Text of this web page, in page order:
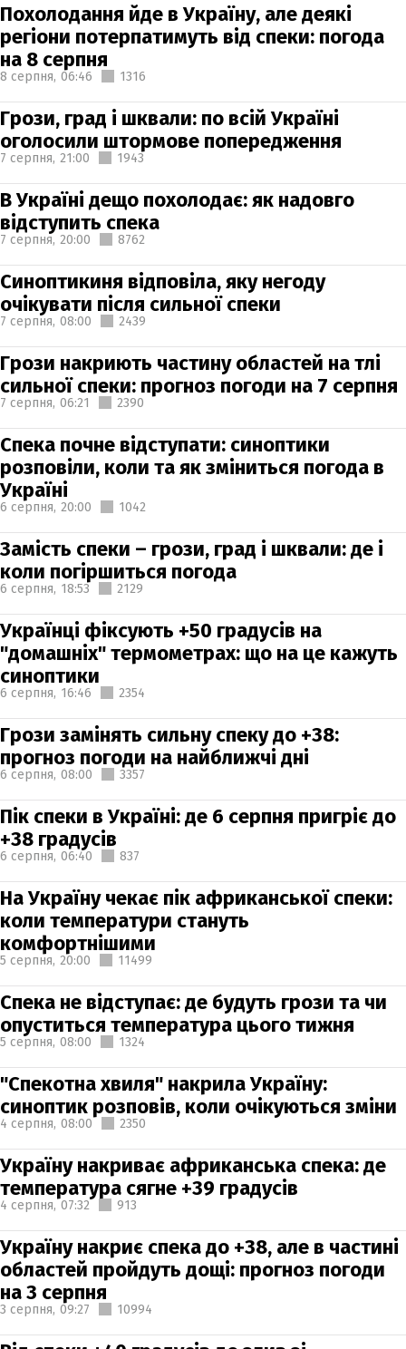
Похолодання йде в Україну, але деякі
регіони потерпатимуть від спеки: погода
на 8 серпня
8 серпня, 06:46 1316
Грози, град і шквали: по всій Україні
оголосили штормове попередження
7 серпня, 21:00 1943
В Україні дещо похолодає: як надовго
відступить спека
7 серпня, 20:00 8762
Синоптикиня відповіла, яку негоду
очікувати після сильної спеки
7 серпня, 08:00 2439
Грози накриють частину областей на тлі
сильної спеки: прогноз погоди на 7 серпня
7 серпня, 06:21 2390
Спека почне відступати: синоптики
розповіли, коли та як зміниться погода в
Україні
6 серпня, 20:00 1042
Замість спеки – грози, град і шквали: де і
коли погіршиться погода
6 серпня, 18:53 2129
Українці фіксують +50 градусів на
"домашніх" термометрах: що на це кажуть
синоптики
6 серпня, 16:46 2354
Грози замінять сильну спеку до +38:
прогноз погоди на найближчі дні
6 серпня, 08:00 3357
Пік спеки в Україні: де 6 серпня пригріє до
+38 градусів
6 серпня, 06:40 837
На Україну чекає пік африканської спеки:
коли температури стануть
комфортнішими
5 серпня, 20:00 11499
Спека не відступає: де будуть грози та чи
опуститься температура цього тижня
5 серпня, 08:00 1324
"Спекотна хвиля" накрила Україну:
синоптик розповів, коли очікуються зміни
4 серпня, 08:00 2350
Україну накриває африканська спека: де
температура сягне +39 градусів
4 серпня, 07:32 913
Україну накриє спека до +38, але в частині
областей пройдуть дощі: прогноз погоди
на 3 серпня
3 серпня, 09:27 10994